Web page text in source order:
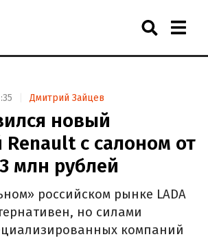
Дмитрий Зайцев
новый
с салоном от
млн рублей
российском рынке LADA
но силами
компаний